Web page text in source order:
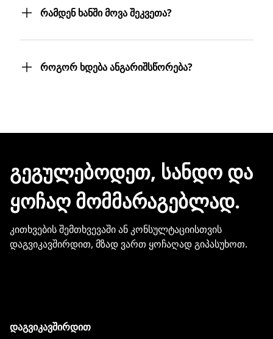
მითითებულ მისამართზე მოგაწვდით.
თუ თქვენი ბიზნესი რამდენიმე
ფილიალს/ლოკაციას მოიცავს,
მოგიტანთ. მიტანის სერვისი უფასოა.
რამდენ ხანში მოვა შეკვეთა?
თუმცა, ჩვენ ისეთი ყოჩაღები ვართ, 3
სამუშაო დღეც არ დაგვჭირდება.
როგორ ხდება ანგარიშსწორება?
ჩვენთან პროდუქციის შეძენისთვის არ
მონაცემების და სხვა პირადი
ინფორმაციის გაზიარება.
ᲒᲔᲒᲣᲚᲔᲑᲝᲓᲔᲗ, ᲡᲐᲜᲓᲝ ᲓᲐ
ᲧᲝᲩᲐᲦ ᲛᲝᲛᲛᲐᲠᲐᲒᲔᲑᲚᲐᲓ.
კითხვების შემთხვევაში ან კონსულტაციისთვის
დაგვიკავშირდით, მზად ვართ ყოჩაღად გიპასუხოთ.
დაგვიკავშირდით